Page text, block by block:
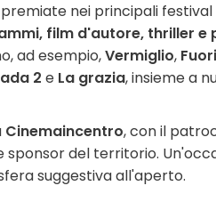
nei principali
film d'autore, thriller
ad esempio,Vermiglio, Fuori
2 e La grazia, insieme a
Cinemaincentro, con il
sponsor del territorio.
suggestiva all'aperto.